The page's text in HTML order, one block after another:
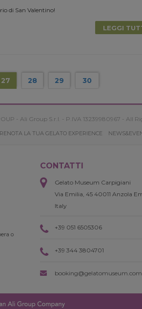
di San Valentino!
LEGGI
27 28 29 30
- Ali Group S.r.l. - P.IVA 13239980967 - All
LA TUA GELATO EXPERIENCE
o
CONTATTI
Gelato Museum Carpigiani
Via Emilia, 45 40011 Anzola
Italy
+39 051 6505306
+39 344 3804701
booking@gelatomuseum.com